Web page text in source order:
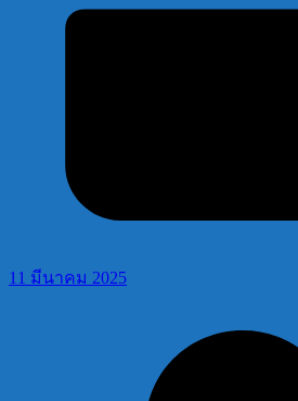
11 มีนาคม 2025